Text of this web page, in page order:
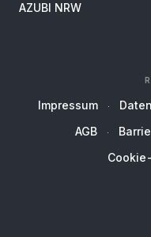
AZUBI NRW
Impressum
AGB